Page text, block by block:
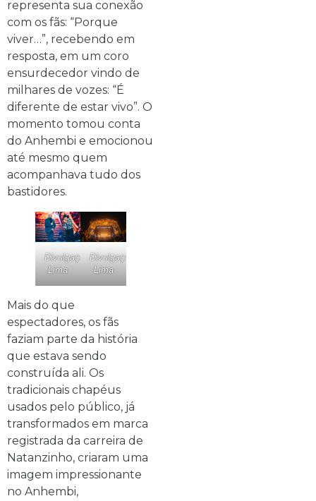
representa sua conexão
com os fãs: “Porque
viver…”, recebendo em
resposta, em um coro
ensurdecedor vindo de
milhares de vozes: “É
diferente de estar vivo”. O
momento tomou conta
do Anhembi e emocionou
até mesmo quem
acompanhava tudo dos
bastidores.
Divulgação/Natanzinho
Lima
Divulgação/Natanzinho
Lima
Mais do que
espectadores, os fãs
faziam parte da história
que estava sendo
construída ali. Os
tradicionais chapéus
usados pelo público, já
transformados em marca
registrada da carreira de
Natanzinho, criaram uma
imagem impressionante
no Anhembi,